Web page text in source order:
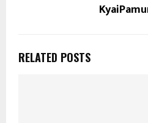
RELATED POSTS